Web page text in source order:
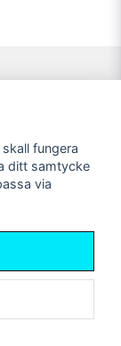
fungera
ditt samtycke
via